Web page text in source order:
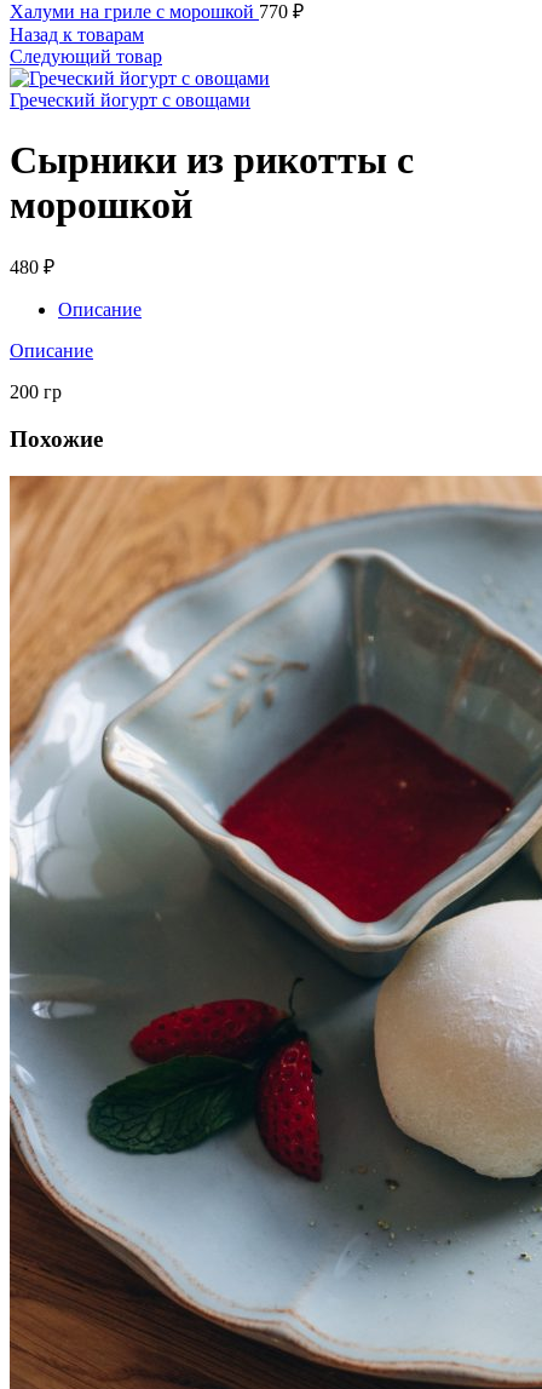
Халуми на гриле с морошкой 770 ₽
Назад к товарам
Следующий товар
Греческий йогурт с овощами
Сырники из рикотты с
морошкой
480 ₽
Описание
Описание
200 гр
Похожие